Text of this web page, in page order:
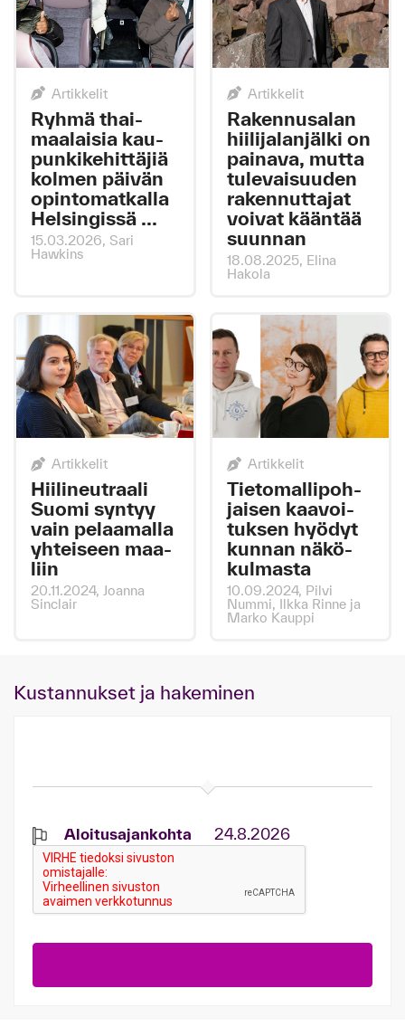
Artikkelit
Ryh­mä thai­
maa­lai­sia kau­
pun­ki­ke­hit­tä­jiä
kol­men päi­vän
opin­to­mat­kal­la
Hel­sin­gis­sä ...
15.03.2026, Sari
Hawkins
Artikkelit
Ra­ken­nusa­lan
hii­li­ja­lan­jäl­ki on
pai­na­va, mut­ta
tu­le­vai­suu­den
ra­ken­nut­ta­jat
voi­vat kään­tää
suun­nan
18.08.2025, Elina
Hakola
Artikkelit
Hii­li­neut­raa­li
Suo­mi syn­tyy
vain pe­laa­mal­la
yh­tei­seen maa­
liin
20.11.2024, Joanna
Sinclair
Artikkelit
Tie­to­mal­li­poh­
jai­sen kaa­voi­
tuk­sen hyö­dyt
kun­nan nä­kö­
kul­mas­ta
10.09.2024, Pilvi
Nummi, Ilkka Rinne ja
Marko Kauppi
Kustannukset ja hakeminen
Aloitusajankohta 24.8.2026